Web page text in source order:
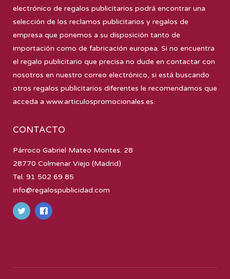
electrónico de regalos publicitarios podrá encontrar una
selección de los reclamos publicitarios y regalos de
empresa que ponemos a su disposición tanto de
importación como de fabricación europea. Si no encuentra
el regalo publicitario que precisa no dude en contactar con
nosotros en nuestro correo electrónico, si está buscando
otros regalos publicitarios diferentes le recomendamos que
acceda a www.articulospromocionales.es.
CONTACTO
Párroco Gabriel Mateo Montes. 28
28770 Colmenar Viejo (Madrid)
Tel. 91 502 69 85
info@regalospublicidad.com